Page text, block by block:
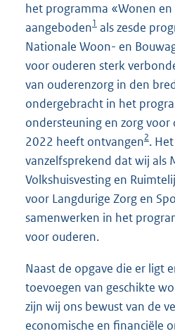
het programma «Wonen
aangeboden1 als zesde
Nationale Woon- en
voor ouderen sterk
van ouderenzorg in den
ondergebracht in het
ondersteuning en zorg voor
2022 heeft ontvangen2.
vanzelfsprekend dat wij als
Volkshuisvesting en
voor Langdurige Zorg en
samenwerken in het
voor ouderen.
Naast de opgave die er ligt
toevoegen van geschikte
zijn wij ons bewust van de
economische en financiële